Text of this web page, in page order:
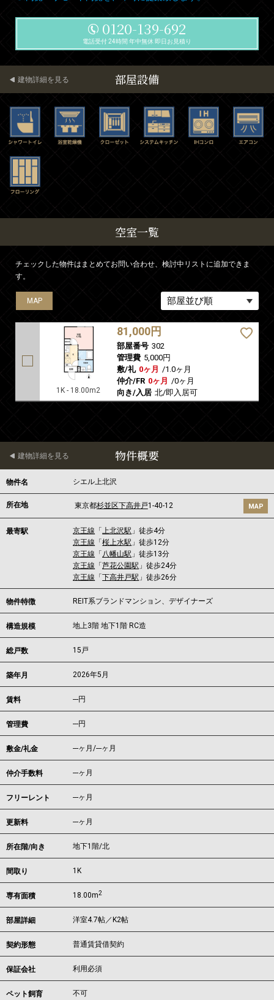
0120-139-692
電話受付 24時間 年中無休 即日お見積り
部屋設備
建物詳細を見る
空室一覧
チェックした物件はまとめてお問い合わせ、検討中リストに追加できま
す。
MAP
1K - 18.00m2
81,000円
部屋番号 302
管理費 5,000円
敷/礼 0ヶ月 /1.0ヶ月
仲介/FR 0ヶ月 /0ヶ月
向き/入居 北/即入居可
物件概要
建物詳細を見る
物件名 シエル上北沢
所在地 東京都杉並区下高井戸1-40-12 MAP
最寄駅 京王線 「上北沢駅 」徒歩4分
京王線 「桜上水駅 」徒歩12分
京王線 「 八幡山駅 」徒歩13分
京王線 「芦花公園駅 」徒歩24分
京王線 「下高井戸駅 」徒歩26分
物件特徴 REIT系ブランドマンション、デザイナーズ
構造規模 地上3階 地下1階 RC造
総戸数 15戸
築年月 2026年5月
賃料 ---円
管理費 ---円
敷金/礼金 ---ヶ月/---ヶ月
仲介手数料 ---ヶ月
フリーレント ---ヶ月
更新料 ---ヶ月
所在階/向き 地下1階/北
間取り 1K
専有面積 18.00m2
部屋詳細 洋室4.7帖／K2帖
契約形態 普通賃貸借契約
保証会社 利用必須
ペット飼育 不可